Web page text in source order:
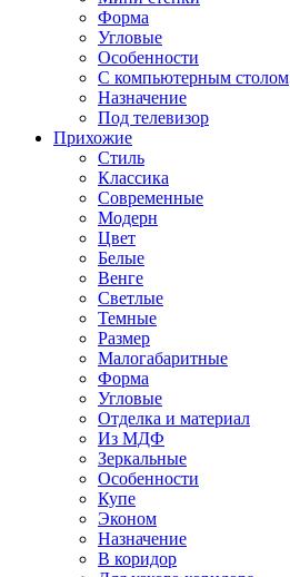
Форма
Угловые
Особенности
С компьютерным столом
Назначение
Под телевизор
Прихожие
Стиль
Классика
Современные
Модерн
Цвет
Белые
Венге
Светлые
Темные
Размер
Малогабаритные
Форма
Угловые
Отделка и материал
Из МДФ
Зеркальные
Особенности
Купе
Эконом
Назначение
В коридор